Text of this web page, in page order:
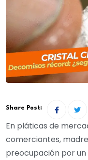
Share Post:
En pláticas de
comerciantes,
preocupación por